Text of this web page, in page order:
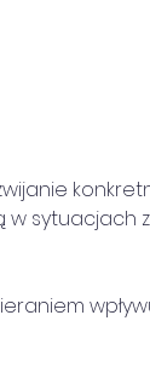
w sytuacjach